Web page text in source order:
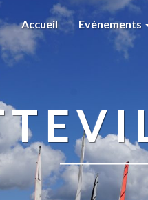
Accueil Evènements